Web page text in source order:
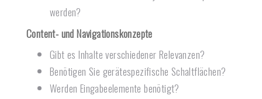
werden?
Content- und Navigationskonzepte
Gibt es Inhalte verschiedener Relevanzen?
Benötigen Sie gerätespezifische Schaltflächen?
Werden Eingabeelemente benötigt?